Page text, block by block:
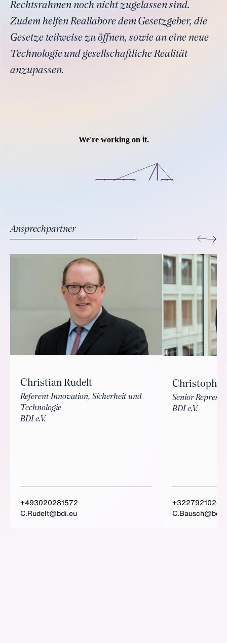
Rechtsrahmen noch nicht zugelassen sind.
Zudem helfen Reallabore dem Gesetzgeber, die
Gesetze teilweise zu öffnen, sowie an eine neue
Technologie und gesellschaftliche Realität
anzupassen.
Ansprechpartner
Christian Rudelt
Referent Innovation, Sicherheit und
Technologie
BDI e.V.
+493020281572
C.Rudelt@bdi.eu
Christoph
Senior
BDI e.V.
+3227921024